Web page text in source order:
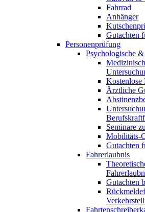
Fahrrad
Anhänger
Gutachten
Personenprüfung
Psychologische
Kostenlose
Ärztliche
Seminare
Mobilitäts-
Gutachten
Fahrerlaubnis
Gutachten